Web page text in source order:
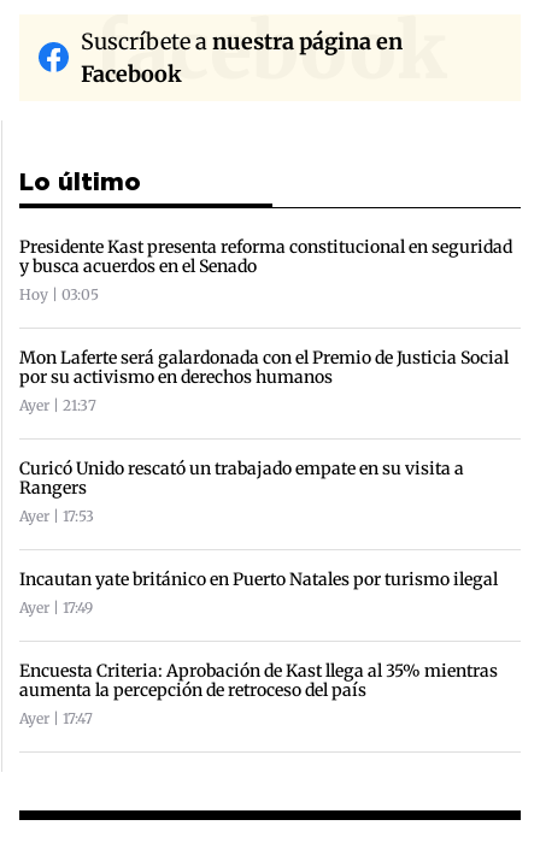
facebook
Suscríbete anuestra página en
Facebook
Lo último
Presidente Kast presenta reforma constitucional en seguridad
y busca acuerdos en el Senado
Hoy | 03:05
Mon Laferte será galardonada con el Premio de Justicia Social
por su activismo en derechos humanos
Ayer | 21:37
Curicó Unido rescató un trabajado empate en su visita a
Rangers
Ayer | 17:53
Incautan yate británico en Puerto Natales por turismo ilegal
Ayer | 17:49
Encuesta Criteria: Aprobación de Kast llega al 35% mientras
aumenta la percepción de retroceso del país
Ayer | 17:47